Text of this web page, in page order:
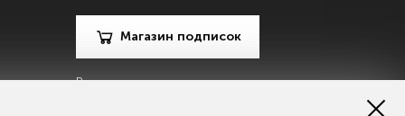
Магазин подписок
Рекламодателям